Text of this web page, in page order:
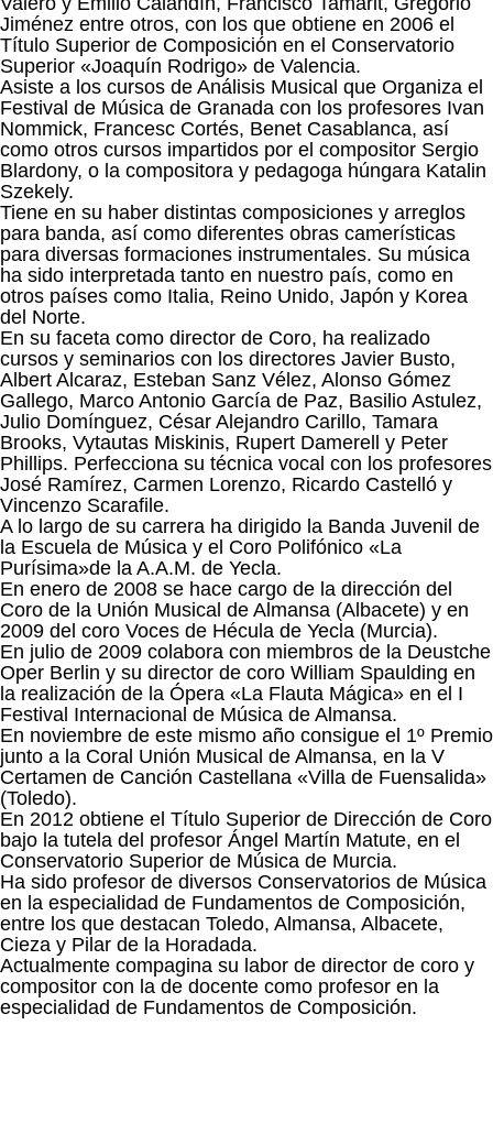
Jiménez entre otros, con los que obtiene en 2006 el
Título Superior de Composición en el Conservatorio
Superior «Joaquín Rodrigo» de Valencia.
Asiste a los cursos de Análisis Musical que Organiza el
Festival de Música de Granada con los profesores Ivan
Nommick, Francesc Cortés, Benet Casablanca, así
como otros cursos impartidos por el compositor Sergio
Blardony, o la compositora y pedagoga húngara Katalin
Szekely.
Tiene en su haber distintas composiciones y arreglos
para banda, así como diferentes obras camerísticas
para diversas formaciones instrumentales. Su música
ha sido interpretada tanto en nuestro país, como en
otros países como Italia, Reino Unido, Japón y Korea
del Norte.
En su faceta como director de Coro, ha realizado
cursos y seminarios con los directores Javier Busto,
Albert Alcaraz, Esteban Sanz Vélez, Alonso Gómez
Gallego, Marco Antonio García de Paz, Basilio Astulez,
Julio Domínguez, César Alejandro Carillo, Tamara
Brooks, Vytautas Miskinis, Rupert Damerell y Peter
Phillips. Perfecciona su técnica vocal con los profesores
José Ramírez, Carmen Lorenzo, Ricardo Castelló y
Vincenzo Scarafile.
A lo largo de su carrera ha dirigido la Banda Juvenil de
la Escuela de Música y el Coro Polifónico «La
Purísima»de la A.A.M. de Yecla.
En enero de 2008 se hace cargo de la dirección del
Coro de la Unión Musical de Almansa (Albacete) y en
2009 del coro Voces de Hécula de Yecla (Murcia).
En julio de 2009 colabora con miembros de la Deustche
Oper Berlin y su director de coro William Spaulding en
la realización de la Ópera «La Flauta Mágica» en el I
Festival Internacional de Música de Almansa.
En noviembre de este mismo año consigue el 1º Premio
junto a la Coral Unión Musical de Almansa, en la V
Certamen de Canción Castellana «Villa de Fuensalida»
(Toledo).
En 2012 obtiene el Título Superior de Dirección de Coro
bajo la tutela del profesor Ángel Martín Matute, en el
Conservatorio Superior de Música de Murcia.
Ha sido profesor de diversos Conservatorios de Música
en la especialidad de Fundamentos de Composición,
entre los que destacan Toledo, Almansa, Albacete,
Cieza y Pilar de la Horadada.
Actualmente compagina su labor de director de coro y
compositor con la de docente como profesor en la
especialidad de Fundamentos de Composición.